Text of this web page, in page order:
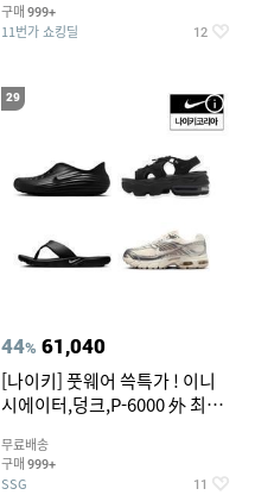
구매 999+
11번가 쇼킹딜 12
29
44% 61,040
[나이키] 풋웨어 쓱특가 ! 이니
시에이터,덩크,P-6000 外 최대
무료배송
구매 999+
SSG 11